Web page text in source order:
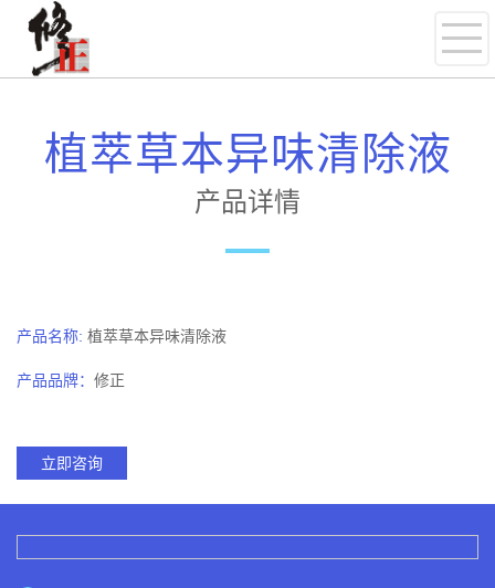
植萃草本异味清除液
产品详情
产品名称: 植萃草本异味清除液
产品品牌： 修正
立即咨询